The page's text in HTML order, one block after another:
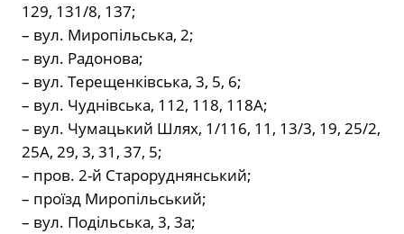
129, 131/8, 137;
– вул. Миропільська, 2;
– вул. Радонова;
– вул. Терещенківська, 3, 5, 6;
– вул. Чуднівська, 112, 118, 118А;
– вул. Чумацький Шлях, 1/116, 11, 13/3, 19, 25/2,
25А, 29, 3, 31, 37, 5;
– пров. 2-й Староруднянський;
– проїзд Миропільський;
– вул. Подільська, 3, 3а;